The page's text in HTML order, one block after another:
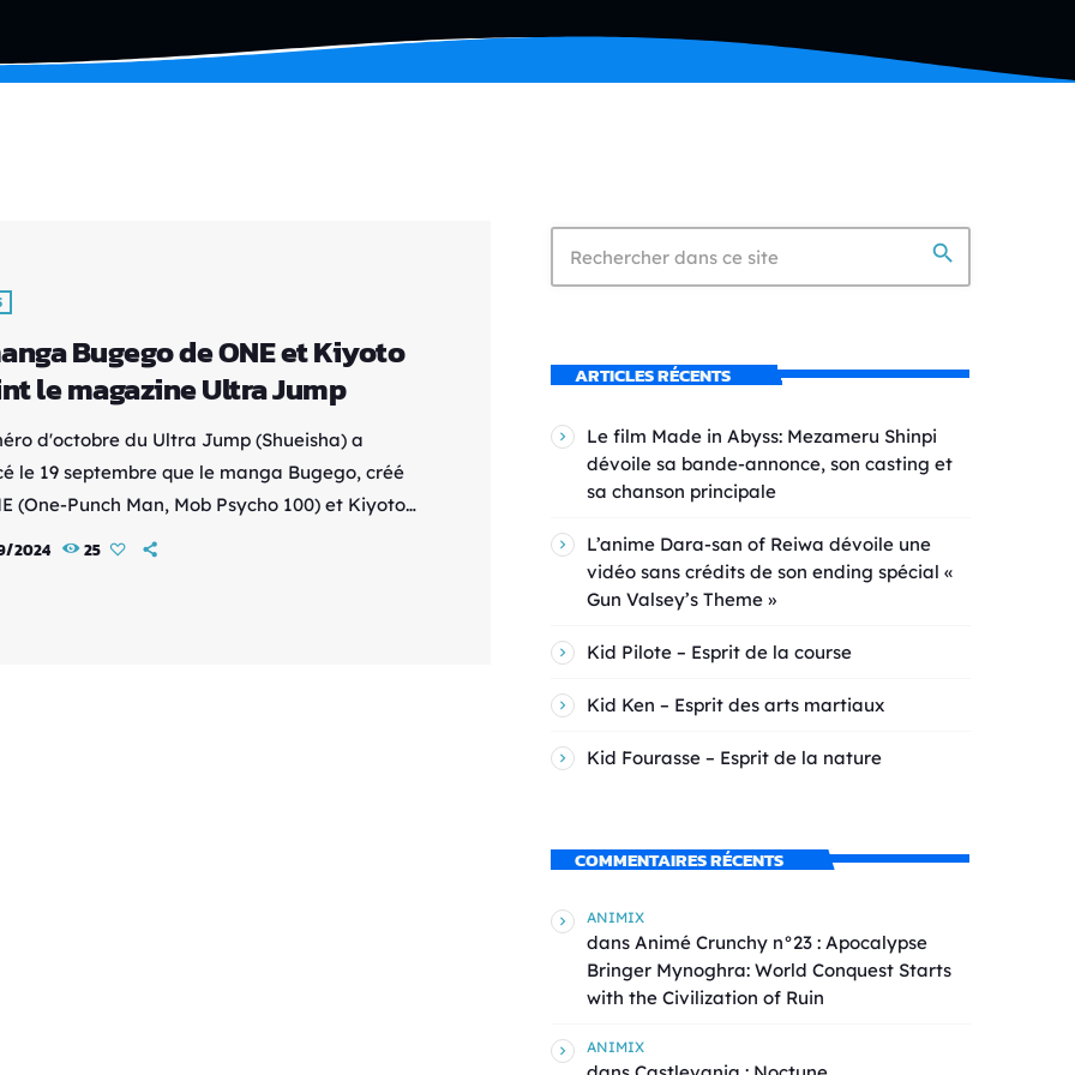
Bugego de ONE et Kiyoto
le magazine Ultra Jump
d'octobre du Ultra Jump (Shueisha) a
le 19 septembre que le manga Bugego, créé
(One-Punch Man, Mob Psycho 100) et Kiyoto
débutera officiellement dans ses
2024 25
search
ARTICLES RÉCENTS
Le film Made in Abyss: Mezameru Shinpi
dévoile sa bande-annonce, son casting et
sa chanson principale
L’anime Dara-san of Reiwa dévoile une
vidéo sans crédits de son ending spécial «
Gun Valsey’s Theme »
Kid Pilote – Esprit de la course
Kid Ken – Esprit des arts martiaux
Kid Fourasse – Esprit de la nature
COMMENTAIRES RÉCENTS
ANIMIX
dans Animé Crunchy n°23 : Apocalypse
Bringer Mynoghra: World Conquest Starts
with the Civilization of Ruin
ANIMIX